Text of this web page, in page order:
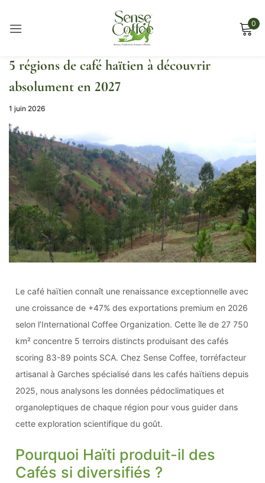
0
5 régions de café haïtien à découvrir
absolument en 2027
1 juin 2026
Le café haïtien connaît une renaissance exceptionnelle avec
une croissance de +47% des exportations premium en 2026
selon l’International Coffee Organization. Cette île de 27 750
km² concentre 5 terroirs distincts produisant des cafés
scoring 83-89 points SCA. Chez Sense Coffee, torréfacteur
artisanal à Garches spécialisé dans les cafés haïtiens depuis
2025, nous analysons les données pédoclimatiques et
organoleptiques de chaque région pour vous guider dans
cette exploration scientifique du goût.
Pourquoi Haïti produit-il des
Cafés si diversifiés ?
Sign in
Remember me
Log in
Create an account